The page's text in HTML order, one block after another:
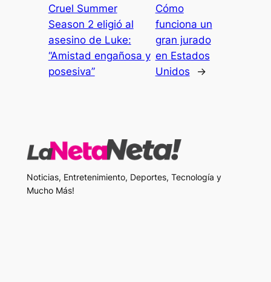
Cruel Summer
Season 2 eligió al
asesino de Luke:
“Amistad engañosa y
posesiva”
Cómo
funciona un
gran jurado
en Estados
Unidos
→
Noticias, Entretenimiento, Deportes, Tecnología y
Mucho Más!